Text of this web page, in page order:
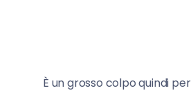
È un grosso colpo quindi per